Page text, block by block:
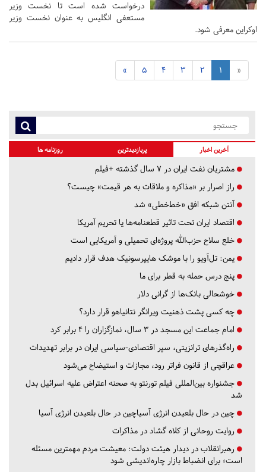
درخواست شده است تا نخست وزیر
مستعفی انگلیس به عنوان نخست وزیر
اوکراین معرفی شود.
«
1
2
3
4
5
»
آخرین اخبار پربازدیدترین روزنامه ها
مشتریان نفت ایران در ۷ سال گذشته +فیلم
راز اصرار بر «مذاکره و ملاقات به هر قیمت» چیست؟
آنتن شبکه افق «خط‌خطی» شد
اقتصاد ایران تحت تاثیر قطعنامه‌ها یا تحریم‌ آمریکا
خلع سلاح حزب‌الله پروژه‌ای تحمیلی و آمریکایی است
یمن: تل‌آویو را با موشک هایپرسونیک هدف قرار دادیم
پنج درس‌ حمله به قطر برای ما
خوشحالی بانک‌ها از گرانی دلار
چه کسی پشت ذهنیت ویرانگر نتانیاهو قرار دارد؟
امام جماعت این مسجد در ۳ سال، نمازگزاران را ۴ برابر کرد
راه‌گذرهای ترانزیتی، سپر اقتصادی-سیاسی ایران در برابر تهدیدات
عراقچی از قانون فراتر رود، مجازات و استیضاح می‌شود
جشنواره بین‌المللی فیلم تورنتو به صحنه اعتراض علیه اسرائیل بدل
شد
چین در حال بلعیدن انرژی آسیاچین در حال بلعیدن انرژی آسیا
روایت روحانی از کلاه گشاد در مذاکرات
رهبرانقلاب در دیدار هیئت دولت: معیشت مردم مهمترین مسئله
است؛ برای انضباط بازار چاره‌اندیشی شود